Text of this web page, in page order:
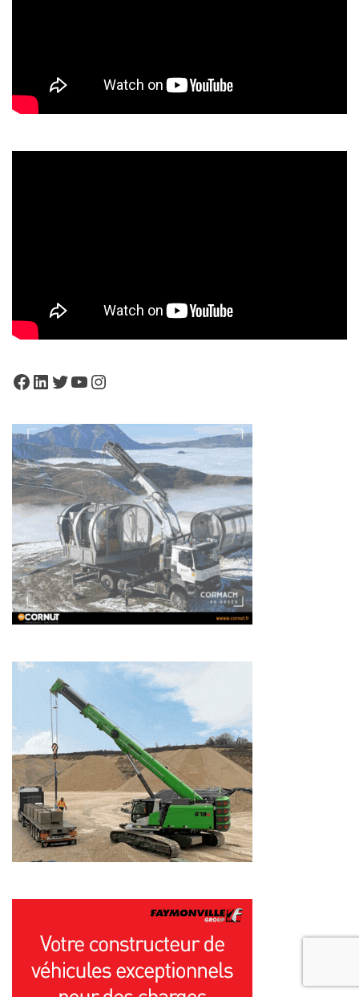
Facebook
LinkedIn
Twitter
YouTube
Instagram